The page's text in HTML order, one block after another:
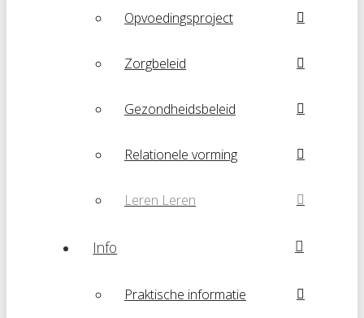
Opvoedingsproject
Zorgbeleid
Gezondheidsbeleid
Relationele vorming
Leren Leren
Info
Praktische informatie